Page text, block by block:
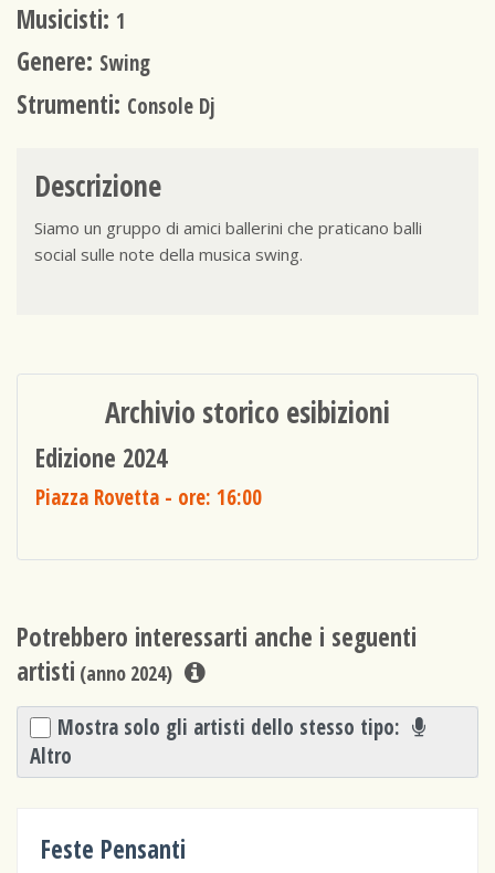
Musicisti: 1
Genere: Swing
Strumenti: Console Dj
Descrizione
Siamo un gruppo di amici ballerini che praticano balli
social sulle note della musica swing.
Archivio storico esibizioni
Edizione 2024
Piazza Rovetta - ore: 16:00
Potrebbero interessarti anche i seguenti
artisti (anno 2024)
Mostra solo gli artisti dello stesso tipo:
Altro
Feste Pensanti